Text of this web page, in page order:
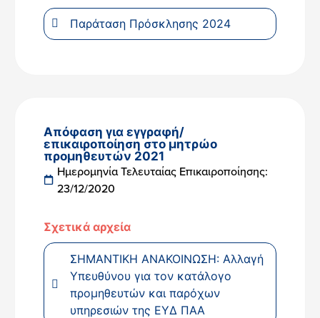
Παράταση Πρόσκλησης 2024
Απόφαση για εγγραφή/
επικαιροποίηση στο μητρώο
προμηθευτών 2021
Ημερομηνία Τελευταίας Επικαιροποίησης:
23/12/2020
Σχετικά αρχεία
ΣΗΜΑΝΤΙΚΗ ΑΝΑΚΟΙΝΩΣΗ: Αλλαγή
Υπευθύνου για τον κατάλογο
προμηθευτών και παρόχων
υπηρεσιών της ΕΥΔ ΠΑΑ